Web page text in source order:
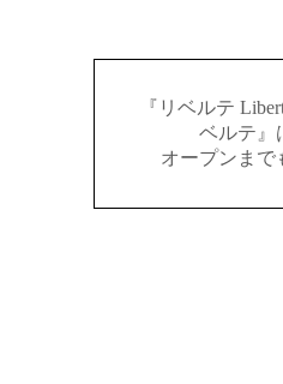
『リベルテ
ベルテ』
オープンまで